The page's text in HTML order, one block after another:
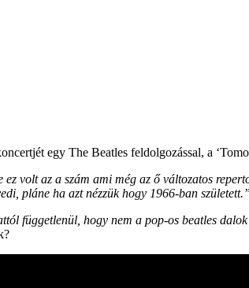
egy The Beatles feldolgozással, a
ez volt az a szám ami még az ő változatos
pláne ha azt nézzük hogy 1966-ban született.”
függetlenül, hogy nem a pop-os beatles